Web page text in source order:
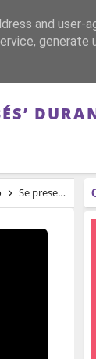
MEMORIA
Se presenta la primera querella por el ‘robo de bebés’ durante el franquismo en el Estado español
and user-
generate